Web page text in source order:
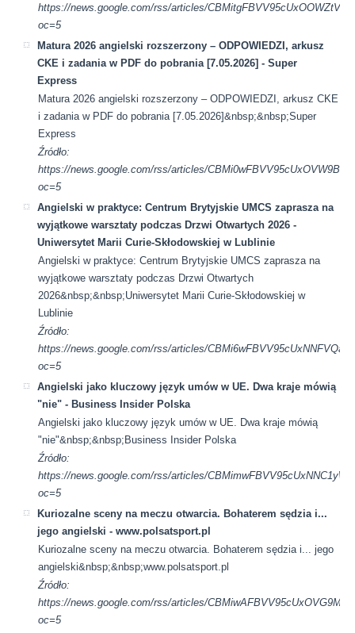
https://news.google.com/rss/articles/
oc=5
Matura 2026 angielski rozszerzony – ODPOWIEDZI, arkusz
CKE i zadania w PDF do pobrania [7.05.2026] - Super
Express
Matura 2026 angielski rozszerzony – ODPOWIEDZI, arkusz CKE
i zadania w PDF do pobrania [7.05.2026]&nbsp;&nbsp;Super
Express
Źródło:
https://news.google.com/rss/articles/
oc=5
Angielski w praktyce: Centrum Brytyjskie UMCS zaprasza na
wyjątkowe warsztaty podczas Drzwi Otwartych 2026 -
Uniwersytet Marii Curie-Skłodowskiej w Lublinie
Angielski w praktyce: Centrum Brytyjskie UMCS zaprasza na
wyjątkowe warsztaty podczas Drzwi Otwartych
2026&nbsp;&nbsp;Uniwersytet Marii Curie-Skłodowskiej w
Lublinie
Źródło:
https://news.google.com/rss/articles/
oc=5
Angielski jako kluczowy język umów w UE. Dwa kraje mówią
"nie" - Business Insider Polska
Angielski jako kluczowy język umów w UE. Dwa kraje mówią
"nie"&nbsp;&nbsp;Business Insider Polska
Źródło:
https://news.google.com/rss/articles/
oc=5
Kuriozalne sceny na meczu otwarcia. Bohaterem sędzia i...
jego angielski - www.polsatsport.pl
Kuriozalne sceny na meczu otwarcia. Bohaterem sędzia i... jego
angielski&nbsp;&nbsp;www.polsatsport.pl
Źródło:
https://news.google.com/rss/articles/
oc=5